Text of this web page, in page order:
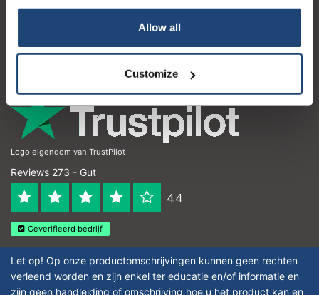
Allow all
Customize
Mein Konto
Logo eigendom van TrustPilot
Reviews 273 - Gut
4.4
Geverifieerd bedrijf
Let op! Op onze productomschrijvingen kunnen geen rechten
verleend worden en zijn enkel ter educatie en/of informatie en
zijn geen handleiding of omschrijving hoe u het product kan en